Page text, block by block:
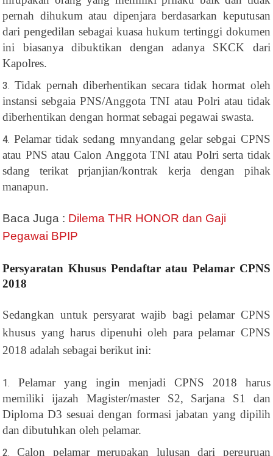
pernah dihukum atau dipenjara berdasarkan keputusan
dari pengedilan sebagai kuasa hukum tertinggi dokumen
ini biasanya dibuktikan dengan adanya SKCK dari
Kapolres.
Tidak pernah diberhentikan secara tidak hormat oleh
instansi sebgaia PNS/Anggota TNI atau Polri atau tidak
diberhentikan dengan hormat sebagai pegawai swasta.
Pelamar tidak sedang mnyandang gelar sebgai CPNS
atau PNS atau Calon Anggota TNI atau Polri serta tidak
sdang terikat prjanjian/kontrak kerja dengan pihak
manapun.
Baca Juga : Dilema THR HONOR dan Gaji
Pegawai BPIP
Persyaratan Khusus Pendaftar atau Pelamar CPNS
2018
Sedangkan untuk persyarat wajib bagi pelamar CPNS
khusus yang harus dipenuhi oleh para pelamar CPNS
2018 adalah sebagai berikut ini:
Pelamar yang ingin menjadi CPNS 2018 harus
memiliki ijazah Magister/master S2, Sarjana S1 dan
Diploma D3 sesuai dengan formasi jabatan yang dipilih
dan dibutuhkan oleh pelamar.
Calon pelamar merupakan lulusan dari perguruan